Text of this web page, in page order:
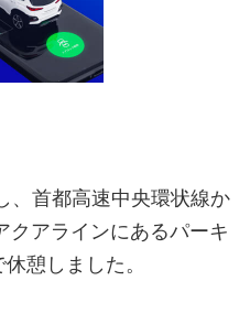
、首都高速中央環状線か
クアラインにあるパーキ
憩しました。